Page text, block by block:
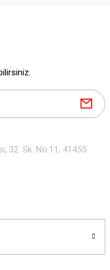
32. Sk. No:11, 41455